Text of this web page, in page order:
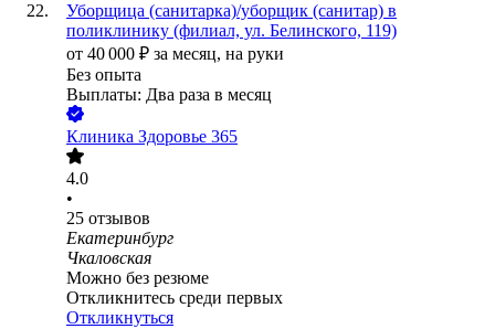
Уборщица (санитарка)/уборщик (санитар) в
поликлинику (филиал, ул. Белинского, 119)
от 40 000 ₽ за месяц, на руки
Без опыта
Выплаты: Два раза в месяц
Клиника Здоровье 365
4.0
•
25 отзывов
Екатеринбург
Чкаловская
Можно без резюме
Откликнитесь среди первых
Откликнуться